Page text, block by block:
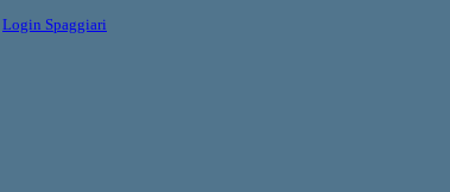
Login Spaggiari